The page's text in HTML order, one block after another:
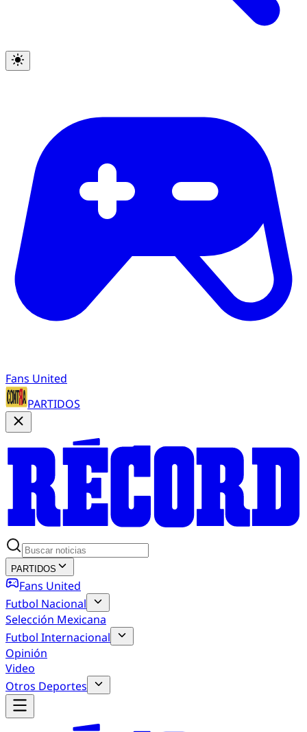
Fans United
PARTIDOS
PARTIDOS
Fans United
Futbol Nacional
Selección Mexicana
Futbol Internacional
Opinión
Video
Otros Deportes